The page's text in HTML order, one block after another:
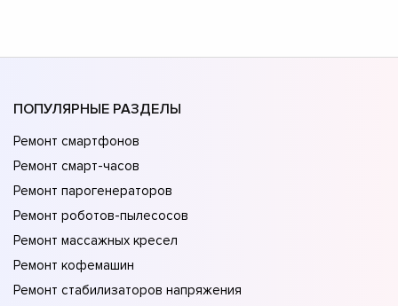
ПОПУЛЯРНЫЕ РАЗДЕЛЫ
Ремонт смартфонов
Ремонт смарт-часов
Ремонт парогенераторов
Ремонт роботов-пылесосов
Ремонт массажных кресел
Ремонт кофемашин
Ремонт стабилизаторов напряжения